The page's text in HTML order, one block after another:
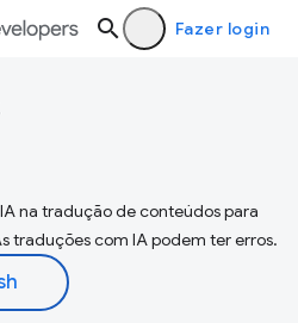
Fazer login
na tradução de conteúdos para
traduções com IA podem ter erros.